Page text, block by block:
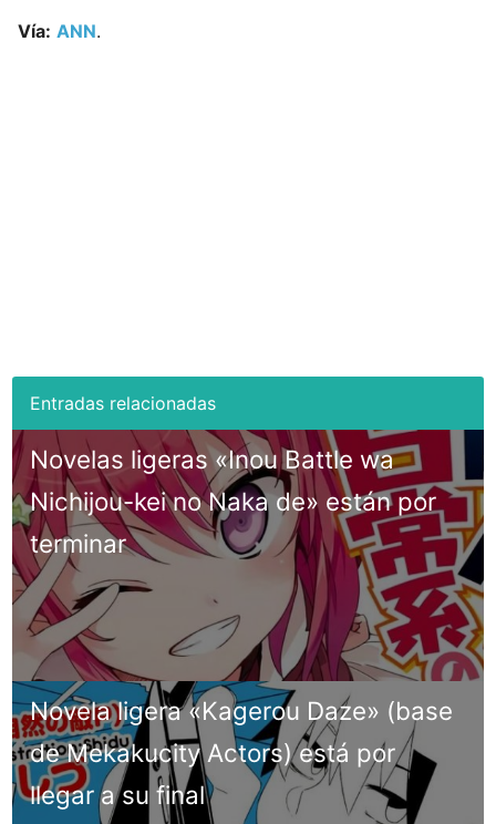
Vía: ANN.
Novelas ligeras «Inou Battle wa
Nichijou-kei no Naka de» están por
terminar
Novela ligera «Kagerou Daze» (base
de Mekakucity Actors) está por
llegar a su final